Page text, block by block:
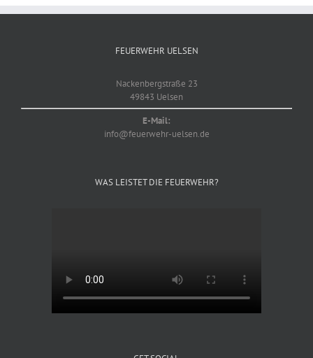
FEUERWEHR UELSEN
Nackenbergstraße 23
49843 Uelsen
E-Mail:
info@feuerwehr-uelsen.de
WAS LEISTET DIE FEUERWEHR?